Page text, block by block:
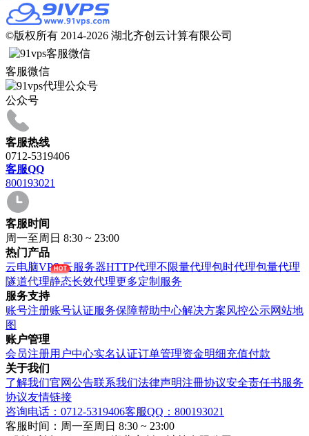
©版权所有 2014-2026 湖北齐创云计算有限公司
客服微信
公众号
客服热线
0712-5319406
客服QQ
800193021
客服时间
周一至周日 8:30 ~ 23:00
热门产品
云电脑VPS云服务器HTTP代理不限量代理包时代理包量代理
隧道代理静态长效代理更多定制服务
服务支持
账号注册账号认证服务保障帮助中心解决方案风控公示网站地
图
账户管理
会员注册用户中心实名认证订单管理资金明细充值付款
关于我们
了解我们官网公告联系我们法律声明注冊协议安全责任书服务
协议友情链接
咨询电话：0712-5319406客服QQ：800193021
客服时间：周一至周日 8:30 ~ 23:00